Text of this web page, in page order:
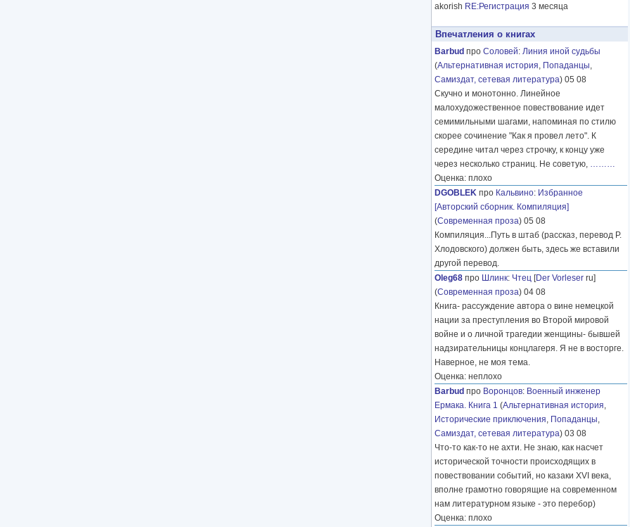
akorish RE:Регистрация 3 месяца
Впечатления о книгах
Barbud про Соловей: Линия иной судьбы
(Альтернативная история, Попаданцы,
Самиздат, сетевая литература) 05 08
Скучно и монотонно. Линейное
малохудожественное повествование идет
семимильными шагами, напоминая по стилю
скорее сочинение "Как я провел лето". К
середине читал через строчку, к концу уже
через несколько страниц. Не советую, ………
Оценка: плохо
DGOBLEK про Кальвино: Избранное
[Авторский сборник. Компиляция]
(Современная проза) 05 08
Компиляция...Путь в штаб (рассказ, перевод Р.
Хлодовского) должен быть, здесь же вставили
другой перевод.
Oleg68 про Шлинк: Чтец [Der Vorleser ru]
(Современная проза) 04 08
Книга- рассуждение автора о вине немецкой
нации за преступления во Второй мировой
войне и о личной трагедии женщины- бывшей
надзирательницы концлагеря. Я не в восторге.
Наверное, не моя тема.
Оценка: неплохо
Barbud про Воронцов: Военный инженер
Ермака. Книга 1 (Альтернативная история,
Исторические приключения, Попаданцы,
Самиздат, сетевая литература) 03 08
Что-то как-то не ахти. Не знаю, как насчет
исторической точности происходящих в
повествовании событий, но казаки XVI века,
вполне грамотно говорящие на современном
нам литературном языке - это перебор)
Оценка: плохо